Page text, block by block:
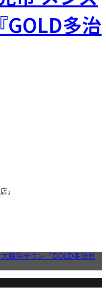
』
脱毛サロン『GOLD多治見